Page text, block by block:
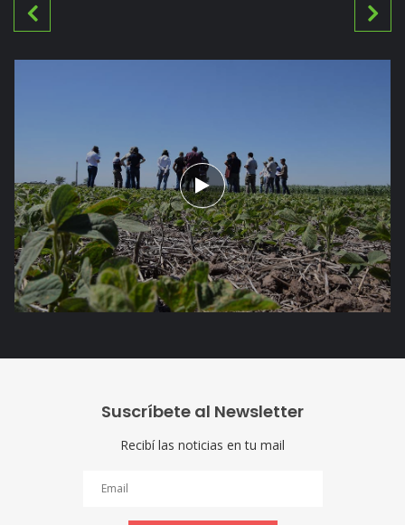
Suscríbete al Newsletter
Recibí las noticias en tu mail